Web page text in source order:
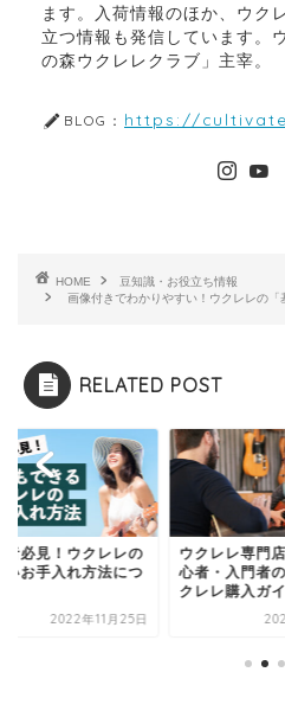
ます。入荷情報のほか、ウク
立つ情報も発信しています。
の森ウクレレクラブ」主宰。
BLOG： https://
HOME
豆知識・お役立ち情報
画像付きでわかりやすい！ウクレレの「
RELATED POST
者必見！ウクレレの
いお手入れ方法につ
2022年11月25日
ウクレレ専門
心者・入門者
クレレ購入ガ
ウ
豆知識
新入